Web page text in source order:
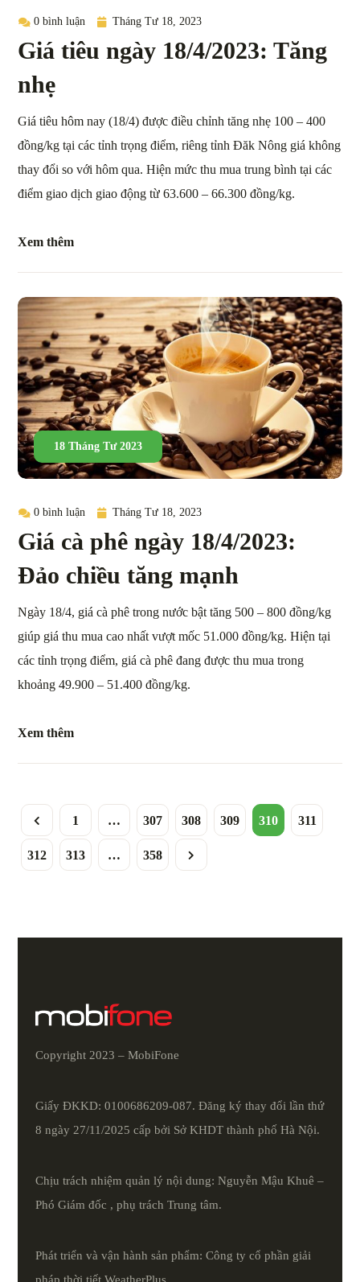
0 bình luận Tháng Tư 18, 2023
Giá tiêu ngày 18/4/2023: Tăng
nhẹ
Giá tiêu hôm nay (18/4) được điều chỉnh tăng nhẹ 100 – 400
đồng/kg tại các tỉnh trọng điểm, riêng tỉnh Đăk Nông giá không
thay đổi so với hôm qua. Hiện mức thu mua trung bình tại các
điểm giao dịch giao động từ 63.600 – 66.300 đồng/kg.
Xem thêm
18 Tháng Tư 2023
0 bình luận Tháng Tư 18, 2023
Giá cà phê ngày 18/4/2023:
Đảo chiều tăng mạnh
Ngày 18/4, giá cà phê trong nước bật tăng 500 – 800 đồng/kg
giúp giá thu mua cao nhất vượt mốc 51.000 đồng/kg. Hiện tại
các tỉnh trọng điểm, giá cà phê đang được thu mua trong
khoảng 49.900 – 51.400 đồng/kg.
Xem thêm
1 … 307 308 309 310 311
312 313 … 358
Copyright 2023 – MobiFone
Giấy ĐKKD: 0100686209-087. Đăng ký thay đổi lần thứ
8 ngày 27/11/2025 cấp bởi Sở KHDT thành phố Hà Nội.
Chịu trách nhiệm quản lý nội dung: Nguyễn Mậu Khuê –
Phó Giám đốc , phụ trách Trung tâm.
Phát triển và vận hành sản phẩm: Công ty cổ phần giải
pháp thời tiếtWeatherPlus